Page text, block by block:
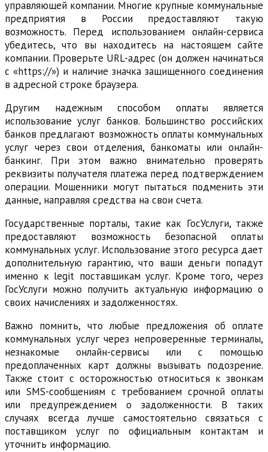
управляющей компании. Многие крупные коммунальные
предприятия в России предоставляют такую
возможность. Перед использованием онлайн-сервиса
убедитесь, что вы находитесь на настоящем сайте
компании. Проверьте URL-адрес (он должен начинаться
с «https://») и наличие значка защищенного соединения
в адресной строке браузера.
Другим надежным способом оплаты является
использование услуг банков. Большинство российских
банков предлагают возможность оплаты коммунальных
услуг через свои отделения, банкоматы или онлайн-
банкинг. При этом важно внимательно проверять
реквизиты получателя платежа перед подтверждением
операции. Мошенники могут пытаться подменить эти
данные, направляя средства на свои счета.
Государственные порталы, такие как ГосУслуги, также
предоставляют возможность безопасной оплаты
коммунальных услуг. Использование этого ресурса дает
дополнительную гарантию, что ваши деньги попадут
именно к legit поставщикам услуг. Кроме того, через
ГосУслуги можно получить актуальную информацию о
своих начислениях и задолженностях.
Важно помнить, что любые предложения об оплате
коммунальных услуг через непроверенные терминалы,
незнакомые онлайн-сервисы или с помощью
предоплаченных карт должны вызывать подозрение.
Также стоит с осторожностью относиться к звонкам
или SMS-сообщениям с требованием срочной оплаты
или предупреждением о задолженности. В таких
случаях всегда лучше самостоятельно связаться с
поставщиком услуг по официальным контактам и
уточнить информацию.